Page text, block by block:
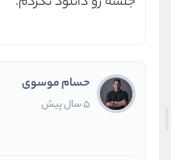
حسام موسوی
5 سال پیش